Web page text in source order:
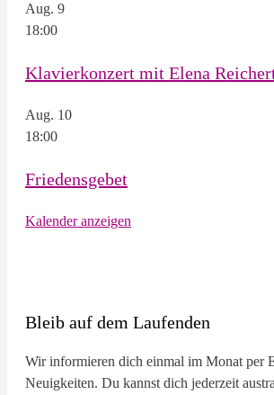
Aug. 9
18:00
Klavierkonzert mit Elena
Aug. 10
18:00
Friedensgebet
Kalender anzeigen
Bleib auf dem Laufenden
Wir informieren dich einmal im Monat per
Neuigkeiten. Du kannst dich jederzeit